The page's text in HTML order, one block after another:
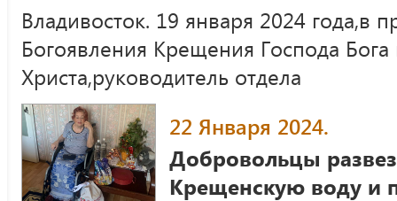
Владивосток. 19 января 2024 года,в
Богоявления Крещения Господа
Христа,руководитель отдела
22 Января 2024.
Добровольцы
Крещенскую воду и